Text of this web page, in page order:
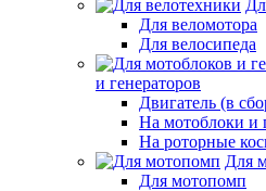
Для веломотора
Для велосипеда
и генераторов
Двигатель (в
На мотоблоки и
На роторные
Для
Для мотопомп